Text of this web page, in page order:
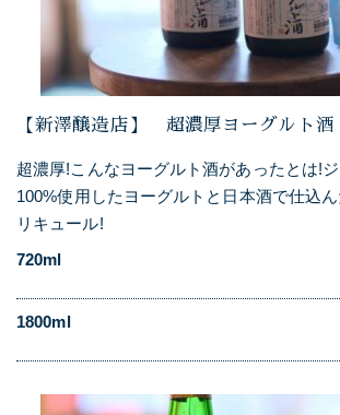
【新澤醸造店】 超濃厚ヨーグルト
超濃厚!こんなヨーグルト酒があったとは!
100%使用したヨーグルトと日本酒で仕込
リキュール!
720ml
1800ml